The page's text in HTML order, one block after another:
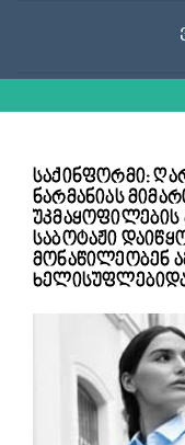
საქინფორმი:
ნარმანიას
უკმაყოფილების
საბოტაჟი
მონაწილეობენ